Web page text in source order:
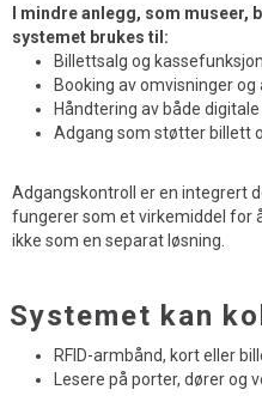
I mindre anlegg, som
systemet brukes til:
Billettsalg og kassefunksjon
Booking av omvisninger
Håndtering av både
Adgang som støtter billett
Adgangskontroll er en integrert
fungerer som et virkemiddel for
ikke som en separat løsning.
Systemet kan
RFID-armbånd, kort eller
Lesere på porter, dører og